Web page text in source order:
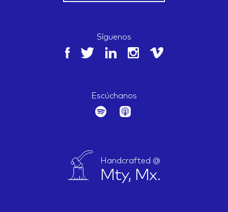
Síguenos
Escúchanos
Handcrafted @
Mty, Mx.